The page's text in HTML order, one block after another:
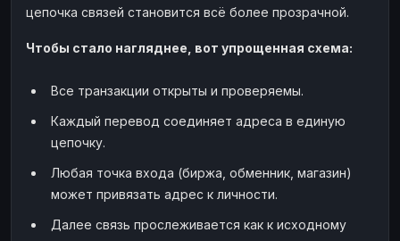
цепочка связей становится всё более прозрачной.
Чтобы стало нагляднее, вот упрощенная схема:
Все транзакции открыты и проверяемы.
Каждый перевод соединяет адреса в единую
цепочку.
Любая точка входа (биржа, обменник, магазин)
может привязать адрес к личности.
Далее связь прослеживается как к исходному